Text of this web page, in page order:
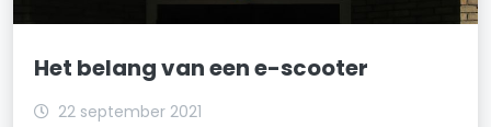
Het belang van een e-scooter
22 september 2021